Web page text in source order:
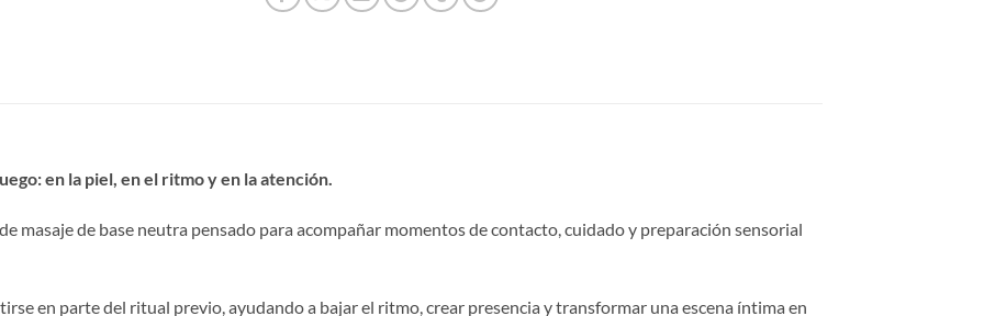
en la piel, en el ritmo y en la atención.
masaje de base neutra pensado para acompañar momentos de contacto, cuidado y preparación sensorial
en parte del ritual previo, ayudando a bajar el ritmo, crear presencia y transformar una escena íntima en